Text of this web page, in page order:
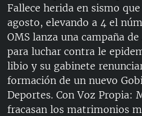
Fallece herida en sismo
agosto, elevando a 4 el
OMS lanza una campaña
para luchar contra le
libio y su gabinete
formación de un nuevo
Deportes. Con Voz Propia:
fracasan los matrimonios